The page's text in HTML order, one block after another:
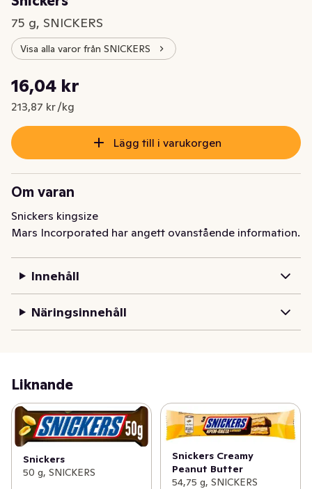
75 g, SNICKERS
Visa alla varor från SNICKERS
Nuvarande pris är: 16,04 kr
16,04 kr
213,87 kr /kg
Styckpris: 213,87 kr /kg
Lägg till i varukorgen
Om varan
Snickers kingsize
Mars Incorporated har angett ovanstående information.
Innehåll
Näringsinnehåll
Liknande
Snickers
50 g, SNICKERS
Snickers Creamy
Peanut Butter
54,75 g, SNICKERS